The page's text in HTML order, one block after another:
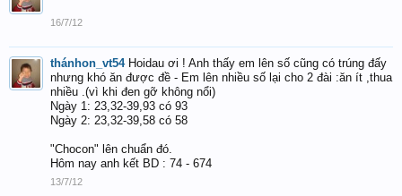
16/7/12
thánhon_vt54 Hoidau ơi ! Anh thấy em lên số cũng có trúng đấy
nhưng khó ăn được đề - Em lên nhiều số lại cho 2 đài :ăn ít ,thua
nhiều .(vì khi đen gỡ không nổi)
Ngày 1: 23,32-39,93 có 93
Ngày 2: 23,32-39,58 có 58
"Chocon" lên chuẩn đó.
Hôm nay anh kết BD : 74 - 674
13/7/12